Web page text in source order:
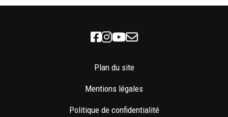
Facebook
Instagram
Youtube
Newsletter
Plan du site
Mentions légales
Politique de confidentialité